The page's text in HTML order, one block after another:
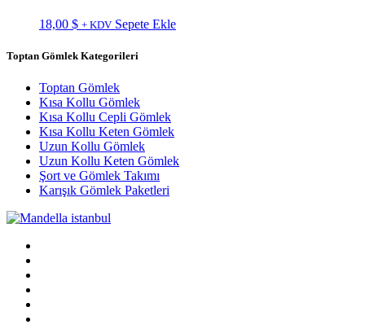
18,00 $ + KDV Sepete Ekle
Toptan Gömlek Kategorileri
Toptan Gömlek
Kısa Kollu Gömlek
Kısa Kollu Cepli Gömlek
Kısa Kollu Keten Gömlek
Uzun Kollu Gömlek
Uzun Kollu Keten Gömlek
Şort ve Gömlek Takımı
Karışık Gömlek Paketleri